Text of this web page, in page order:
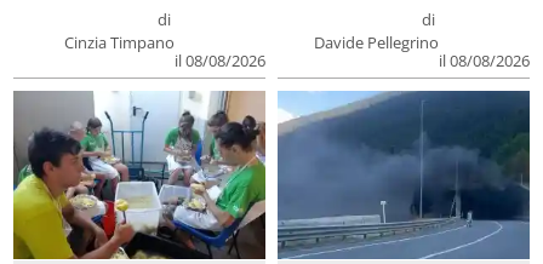
di
Cinzia Timpano
il 08/08/2026
di
Davide Pellegrino
il 08/08/2026